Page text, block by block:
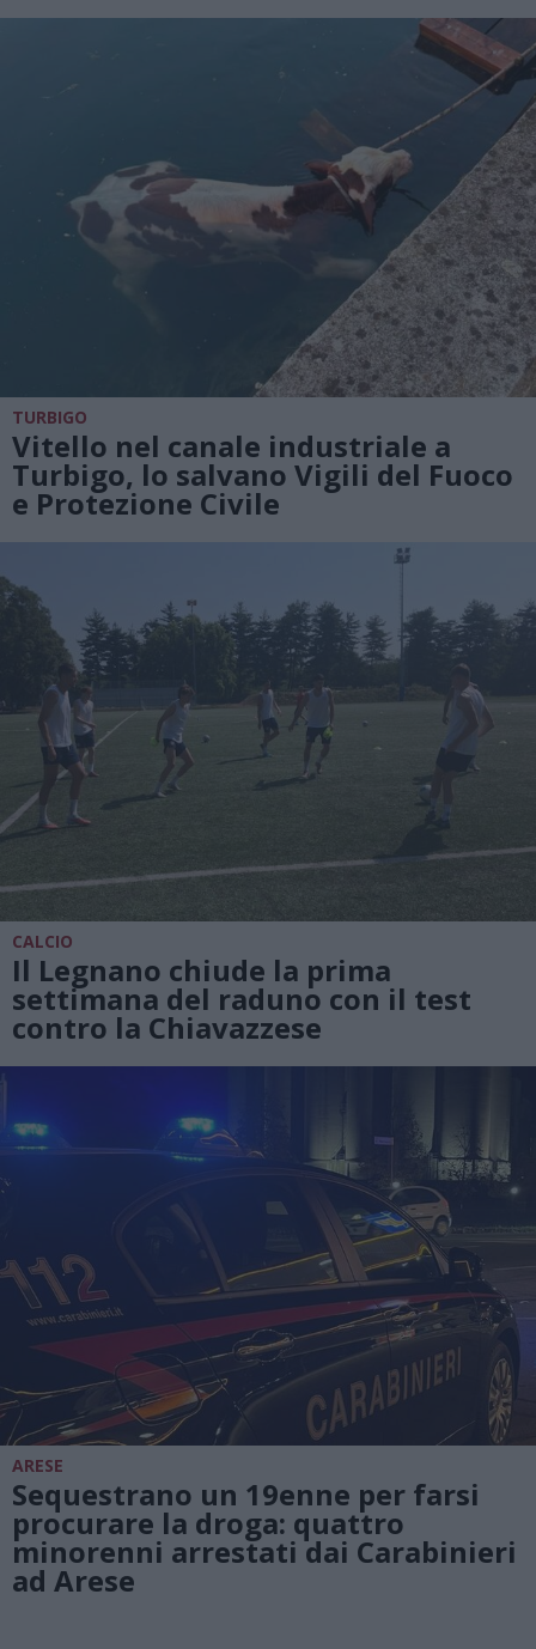
TURBIGO
Vitello nel canale industriale a
Turbigo, lo salvano Vigili del Fuoco
e Protezione Civile
CALCIO
Il Legnano chiude la prima
settimana del raduno con il test
contro la Chiavazzese
ARESE
Sequestrano un 19enne per farsi
procurare la droga: quattro
minorenni arrestati dai Carabinieri
ad Arese